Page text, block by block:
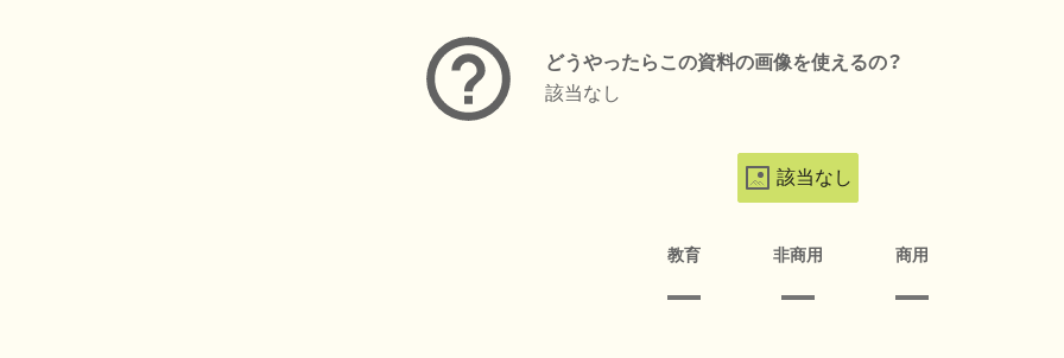
どうやったらこの資料の画像を使えるの？
該当なし
該当なし
教育 非商用 商用